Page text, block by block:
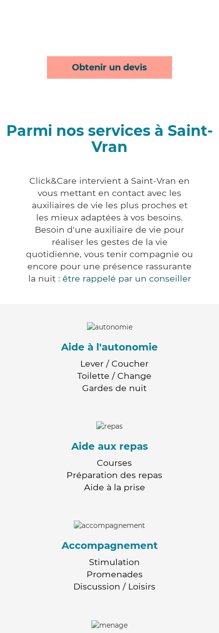
Obtenir un devis
Parmi nos services à Saint-
Vran
Click&Care intervient à Saint-Vran en
vous mettant en contact avec les
auxiliaires de vie les plus proches et
les mieux adaptées à vos besoins.
Besoin d'une auxiliaire de vie pour
réaliser les gestes de la vie
quotidienne, vous tenir compagnie ou
encore pour une présence rassurante
la nuit : être rappelé par un conseiller
Aide à l'autonomie
Lever / Coucher
Toilette / Change
Gardes de nuit
Aide aux repas
Courses
Préparation des repas
Aide à la prise
Accompagnement
Stimulation
Promenades
Discussion / Loisirs